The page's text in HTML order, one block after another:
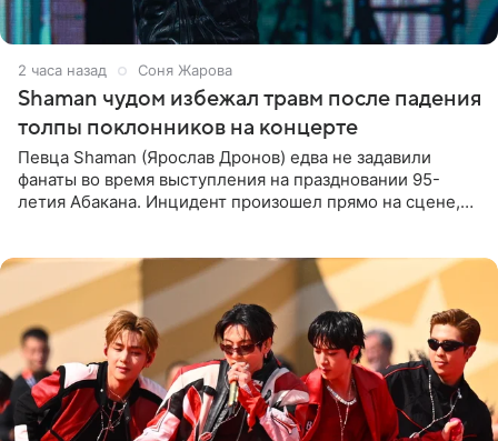
2 часа назад Соня Жарова
Shaman чудом избежал травм после падения
толпы поклонников на концерте
Певца Shaman (Ярослав Дронов) едва не задавили
фанаты во время выступления на праздновании 95-
летия Абакана. Инцидент произошел прямо на сцене,